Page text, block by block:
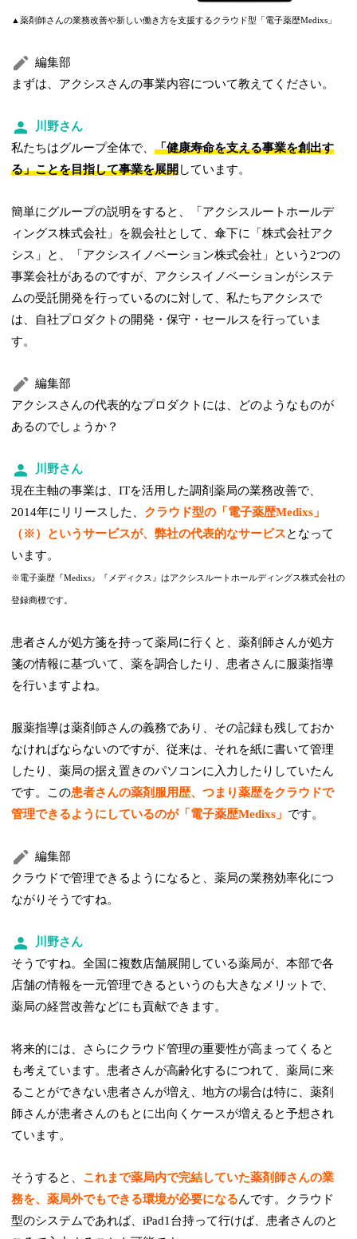
▲薬剤師さんの業務改善や新しい働き方を支援するクラウド型「電子薬歴Medixs」
編集部
まずは、アクシスさんの事業内容について教えてください。
川野さん
私たちはグループ全体で、「健康寿命を支える事業を創出す
る」ことを目指して事業を展開しています。
簡単にグループの説明をすると、「アクシスルートホールデ
ィングス株式会社」を親会社として、傘下に「株式会社アク
シス」と、「アクシスイノベーション株式会社」という2つの
事業会社があるのですが、アクシスイノベーションがシステ
ムの受託開発を行っているのに対して、私たちアクシスで
は、自社プロダクトの開発・保守・セールスを行っていま
す。
編集部
アクシスさんの代表的なプロダクトには、どのようなものが
あるのでしょうか？
川野さん
現在主軸の事業は、ITを活用した調剤薬局の業務改善で、
2014年にリリースした、 クラウド型の「電子薬歴Medixs」
（※）というサービスが、弊社の代表的なサービスとなって
います。
※電子薬歴『Medixs』『メディクス』はアクシスルートホールディングス株式会社の
登録商標です。
患者さんが処方箋を持って薬局に行くと、薬剤師さんが処方
箋の情報に基づいて、薬を調合したり、患者さんに服薬指導
を行いますよね。
服薬指導は薬剤師さんの義務であり、その記録も残しておか
なければならないのですが、従来は、それを紙に書いて管理
したり、薬局の据え置きのパソコンに入力したりしていたん
です。この患者さんの薬剤服用歴、つまり薬歴をクラウドで
管理できるようにしているのが「電子薬歴Medixs」 です。
編集部
クラウドで管理できるようになると、薬局の業務効率化につ
ながりそうですね。
川野さん
そうですね。全国に複数店舗展開している薬局が、本部で各
店舗の情報を一元管理できるというのも大きなメリットで、
薬局の経営改善などにも貢献できます。
将来的には、さらにクラウド管理の重要性が高まってくると
も考えています。患者さんが高齢化するにつれて、薬局に来
ることができない患者さんが増え、地方の場合は特に、薬剤
師さんが患者さんのもとに出向くケースが増えると予想され
ています。
そうすると、 これまで薬局内で完結していた薬剤師さんの業
務を、薬局外でもできる環境が必要になるんです。クラウド
型のシステムであれば、iPad1台持って行けば、患者さんのと